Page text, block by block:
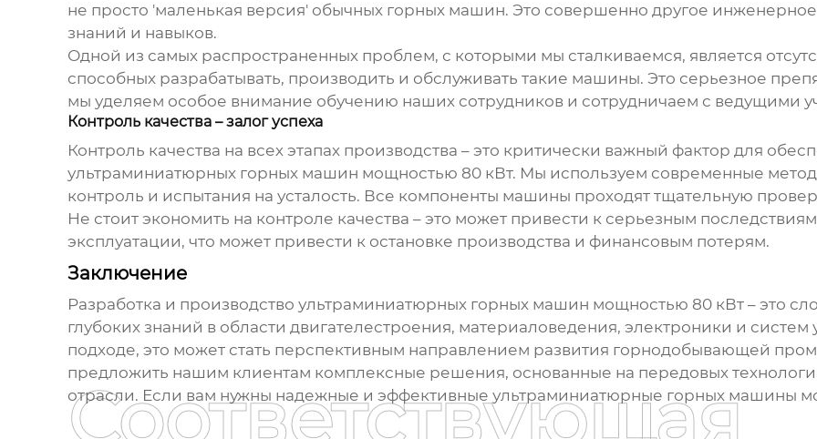
не просто 'маленькая версия' обычных горных машин. Это совершенно другое
знаний и навыков.
Одной из самых распространенных проблем, с которыми мы сталкиваемся, является
способных разрабатывать, производить и обслуживать такие машины. Это серьезное
мы уделяем особое внимание обучению наших сотрудников и сотрудничаем с ведущими
Контроль качества – залог успеха
Контроль качества на всех этапах производства – это критически важный фактор для
ультраминиатюрных горных машин мощностью 80 кВт. Мы используем современные
контроль и испытания на усталость. Все компоненты машины проходят тщательную
Не стоит экономить на контроле качества – это может привести к серьезным
эксплуатации, что может привести к остановке производства и финансовым потерям.
Заключение
Разработка и производство ультраминиатюрных горных машин мощностью 80 кВт– это
глубоких знаний в области двигателестроения, материаловедения, электроники и
подходе, это может стать перспективным направлением развития горнодобывающей
предложить нашим клиентам комплексные решения, основанные на передовых
отрасли. Если вам нужны надежные и эффективные ультраминиатюрные горных машины
Соответствующая